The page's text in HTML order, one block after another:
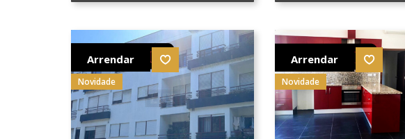
Arrendar
Novidade
Arrendar
Novidade